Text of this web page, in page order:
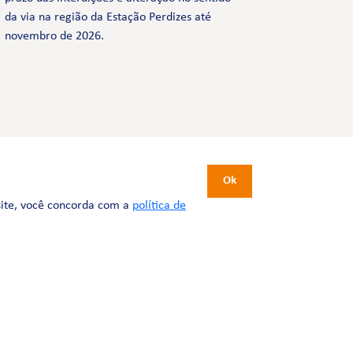
da via na região da Estação Perdizes até
novembro de 2026.
você concorda com a política de
Ok